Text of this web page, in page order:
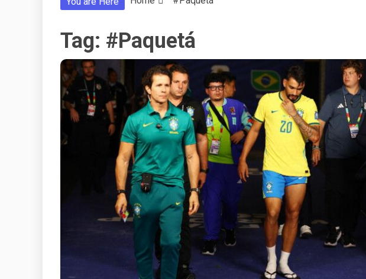
Tag: #Paquetá